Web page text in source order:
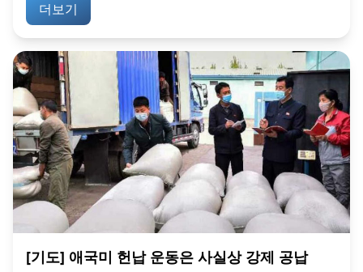
더보기
[기도] 애국미 헌납 운동은 사실상 강제 공납